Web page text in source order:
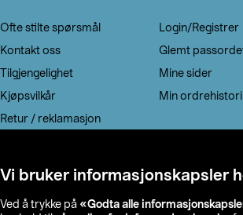
Vi bruker informasjonskapsler
Ved å trykke på «Godta alle
Ofte stilte spørsmål
Kontakt oss
Tilgjengelighet
Kjøpsvilkår
Retur / reklamasjon
Login/Registrer
Glemt
Mine sider
Min